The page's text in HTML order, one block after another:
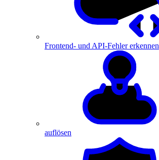
Frontend- und API-Fehler erkennen
auflösen